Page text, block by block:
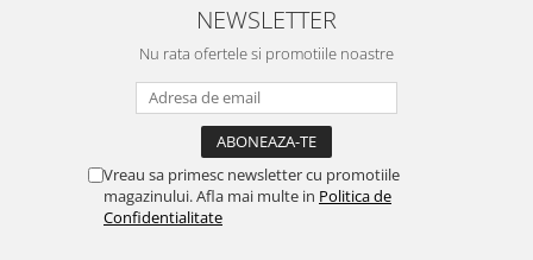
NEWSLETTER
Nu rata ofertele si promotiile noastre
Vreau sa primesc newsletter cu promotiile
magazinului. Afla mai multe in Politica de
Confidentialitate